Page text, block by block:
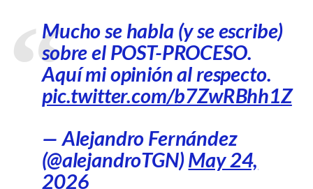
Mucho se habla (y se escribe)
sobre el POST-PROCESO.
Aquí mi opinión al respecto.
pic.twitter.com/b7ZwRBhh1Z
— Alejandro Fernández
(@alejandroTGN)May 24,
2026